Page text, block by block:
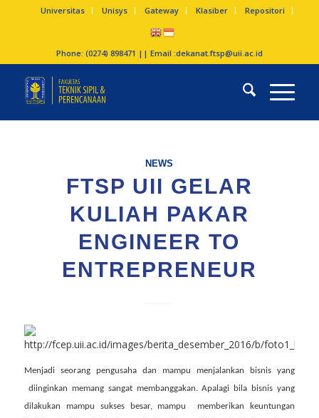
Universitas Unisys Gateway Klasiber Repositori
Phone: (0274) 898471 || Email :dekanat.ftsp@uii.ac.id
NEWS
FTSP UII GELAR
KULIAH PAKAR
ENGINEER TO
ENTREPRENEUR
Menjadi seorang pengusaha dan mampu menjalankan bisnis yang
diinginkan memang sangat membanggakan. Apalagi bila bisnis yang
dilakukan mampu sukses besar, mampu
memberikan keuntungan